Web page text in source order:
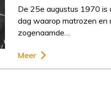
De 25e augustus 1970 is
dag waarop matrozen en
zogenaamde…
Meer